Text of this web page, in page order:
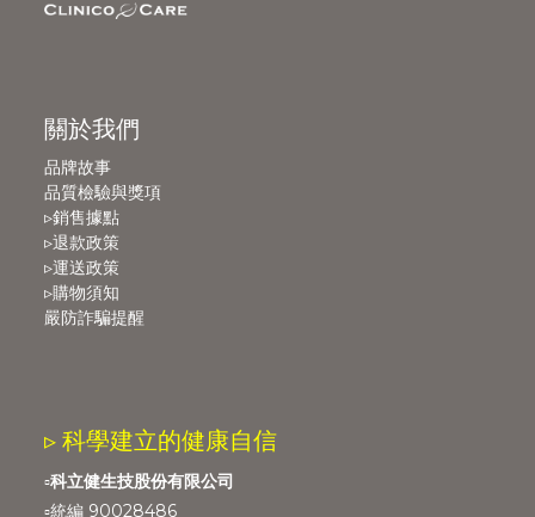
關於我們
品牌故事
品質檢驗與獎項
▹銷售據點
▹退款政策
▹運送政策
▹購物須知
嚴防詐騙提醒
▹ 科學建立的健康自信
▫️科立健生技股份有限公司
▫️統編 90028486